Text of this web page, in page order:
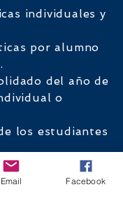
individuales y
por alumno
del año de
o
los estudiantes
Email Facebook